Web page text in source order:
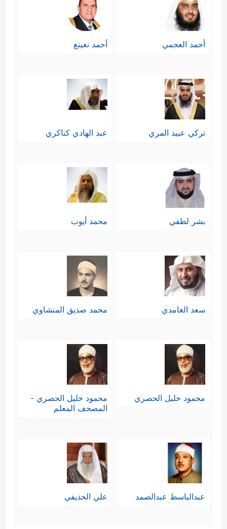
أحمد العجمي أحمد نعينع
تركي عبيد المري عبد الهادي كناكري
بشر لطفي محمد أيوب
سعد الغامدي محمد صديق المنشاوي
محمود خليل الحصري
محمود خليل الحصري -
المصحف المعلم
عبدالباسط عبدالصمد علي الحذيفي